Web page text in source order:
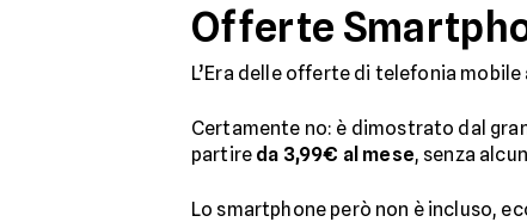
Offerte
L’Era delle offerte di telefonia
Certamente no: è dimostrato dal
partire da 3,99€ al mese, senza
Lo smartphone però non è incluso,